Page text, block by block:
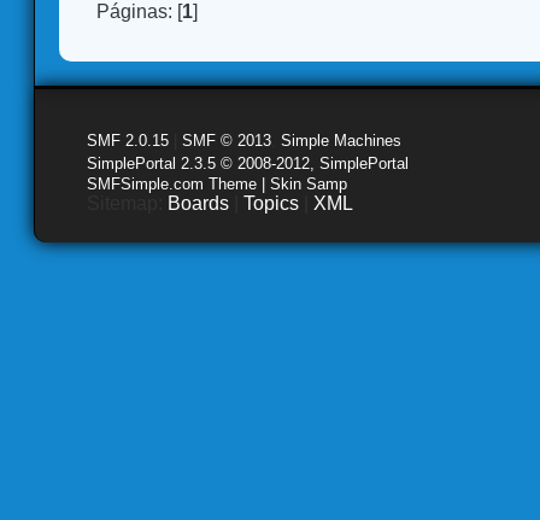
Páginas: [1]
SMF 2.0.15 SMF © 2013 Simple Machines
SimplePortal 2.3.5 © 2008-2012, SimplePortal
SMFSimple.com Theme | Skin Samp
Boards Topics XML